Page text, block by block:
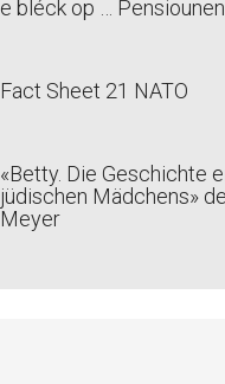
e bléck op … Pensiounen
Fact Sheet 21 NATO
«Betty. Die Geschichte
jüdischen Mädchens»
Meyer